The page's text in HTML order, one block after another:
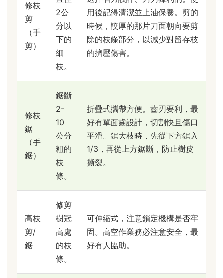
修枝
剪
（手
剪）
2公
分以
下的
細
枝。
用後記得清潔並上油保養。剪的
時候，較厚的那片刀面朝向要剪
除的枝條部分，以減少對留存枝
的擠壓傷害。
修枝
鋸
（手
鋸）
鋸斷
2-
10
公分
粗的
枝
條。
折疊式攜帶方便。齒刃要利，最
好有單面齒設計，切割快且傷口
平滑。鋸大枝時，先從下方鋸入
1/3，再從上方鋸斷，防止樹皮
撕裂。
高枝
剪/
鋸
修剪
樹冠
高處
的枝
條。
可伸縮式，注意鎖定機構是否牢
固。高空作業務必注意安全，最
好有人協助。